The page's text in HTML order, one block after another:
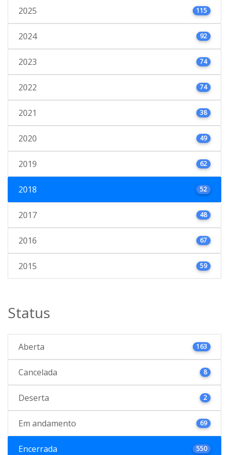
2025 115
2024 92
2023 74
2022 74
2021 38
2020 49
2019 62
2018 52
2017 48
2016 67
2015 59
Status
Aberta 163
Cancelada 8
Deserta 2
Em andamento 69
Encerrada 550